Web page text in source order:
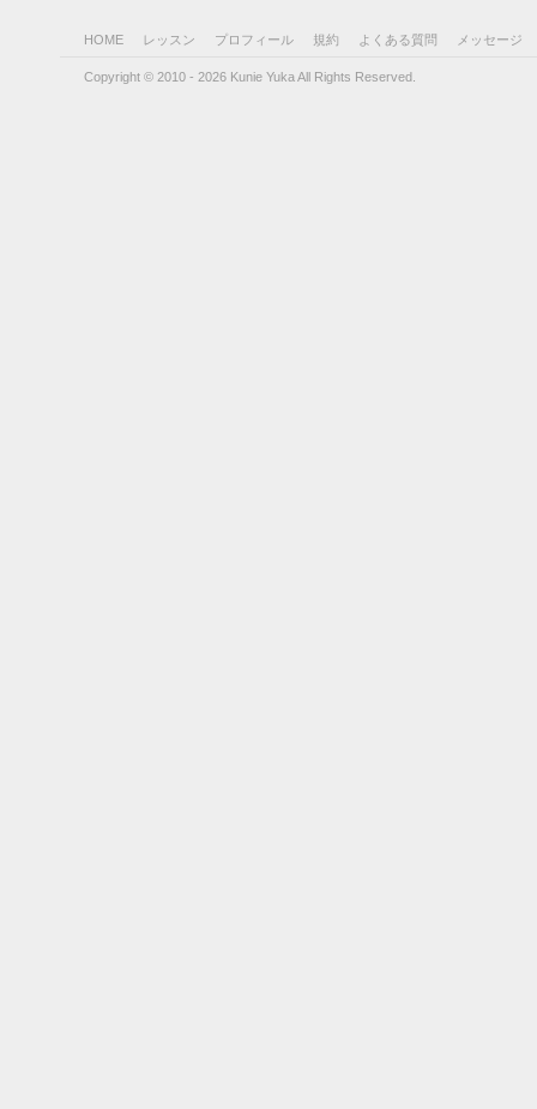
HOME レッスン プロフィール 規約 よくある質問 メッセージ
Copyright © 2010 - 2026 Kunie Yuka All Rights Reserved.